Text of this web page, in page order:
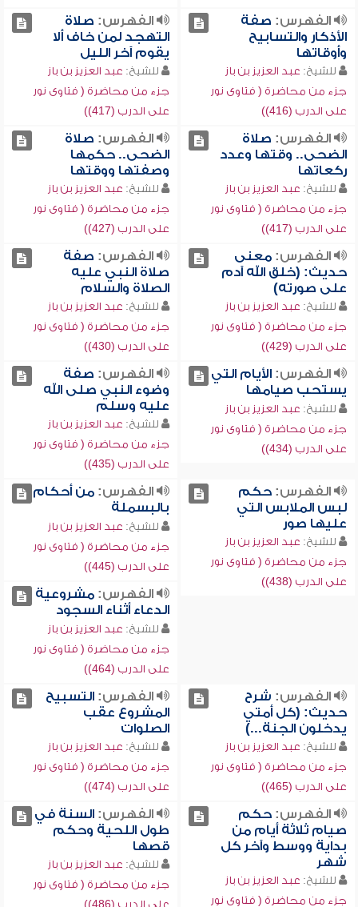
الفهرس: صفة
الأذكار والتسابيح
وأوقاتها
للشيخ: عبد العزيز بن باز
جزء من محاضرة ( فتاوى نور
على الدرب (416))
الفهرس: صلاة
التهجد لمن خاف ألا
يقوم آخر الليل
للشيخ: عبد العزيز بن باز
جزء من محاضرة ( فتاوى نور
على الدرب (417))
الفهرس: صلاة
الضحى.. وقتها وعدد
ركعاتها
للشيخ: عبد العزيز بن باز
جزء من محاضرة ( فتاوى نور
على الدرب (417))
الفهرس: صلاة
الضحى.. حكمها
وصفتها ووقتها
للشيخ: عبد العزيز بن باز
جزء من محاضرة ( فتاوى نور
على الدرب (427))
الفهرس:معنى
حديث: (خلق الله آدم
على صورته)
للشيخ: عبد العزيز بن باز
جزء من محاضرة ( فتاوى نور
على الدرب (429))
الفهرس: صفة
صلاة النبي عليه
الصلاة والسلام
للشيخ: عبد العزيز بن باز
جزء من محاضرة ( فتاوى نور
على الدرب (430))
الفهرس:الأيام التي
يستحب صيامها
للشيخ: عبد العزيز بن باز
جزء من محاضرة ( فتاوى نور
على الدرب (434))
الفهرس: صفة
وضوء النبي صلى الله
عليه وسلم
للشيخ: عبد العزيز بن باز
جزء من محاضرة ( فتاوى نور
على الدرب (435))
الفهرس:حكم
لبس الملابس التي
عليها صور
للشيخ: عبد العزيز بن باز
جزء من محاضرة ( فتاوى نور
على الدرب (438))
الفهرس:من أحكام
بالبسملة
للشيخ: عبد العزيز بن باز
جزء من محاضرة ( فتاوى نور
على الدرب (445))
الفهرس:مشروعية
الدعاء أثناء السجود
للشيخ: عبد العزيز بن باز
جزء من محاضرة ( فتاوى نور
على الدرب (464))
الفهرس: شرح
حديث: (كل أمتي
يدخلون الجنة...)
للشيخ: عبد العزيز بن باز
جزء من محاضرة ( فتاوى نور
على الدرب (465))
الفهرس:التسبيح
المشروع عقب
الصلوات
للشيخ: عبد العزيز بن باز
جزء من محاضرة ( فتاوى نور
على الدرب (474))
الفهرس:حكم
صيام ثلاثة أيام من
بداية ووسط وآخر كل
شهر
للشيخ: عبد العزيز بن باز
جزء من محاضرة ( فتاوى نور
الفهرس:السنة في
طول اللحية وحكم
قصها
للشيخ: عبد العزيز بن باز
جزء من محاضرة ( فتاوى نور
على الدرب (486))